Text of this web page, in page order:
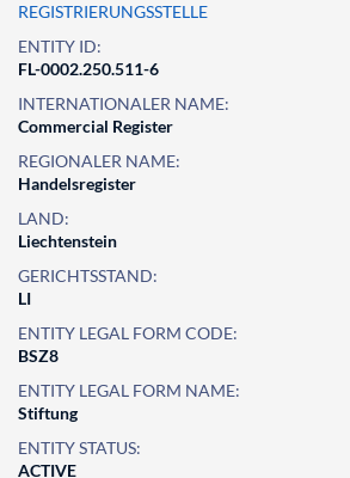
REGISTRIERUNGSSTELLE
ENTITY ID:
FL-0002.250.511-6
INTERNATIONALER NAME:
Commercial Register
REGIONALER NAME:
Handelsregister
LAND:
Liechtenstein
GERICHTSSTAND:
LI
ENTITY LEGAL FORM CODE:
BSZ8
ENTITY LEGAL FORM NAME:
Stiftung
ENTITY STATUS:
ACTIVE